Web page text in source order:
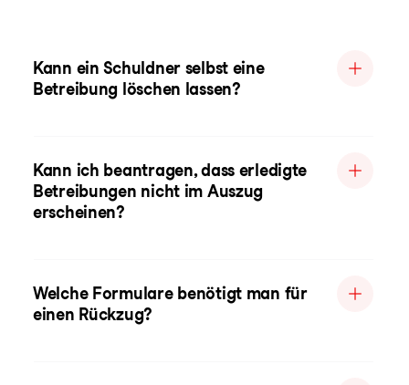
Kann ein Schuldner selbst eine
Betreibung löschen lassen?
Kann ich beantragen, dass erledigte
Betreibungen nicht im Auszug
erscheinen?
Welche Formulare benötigt man für
einen Rückzug?